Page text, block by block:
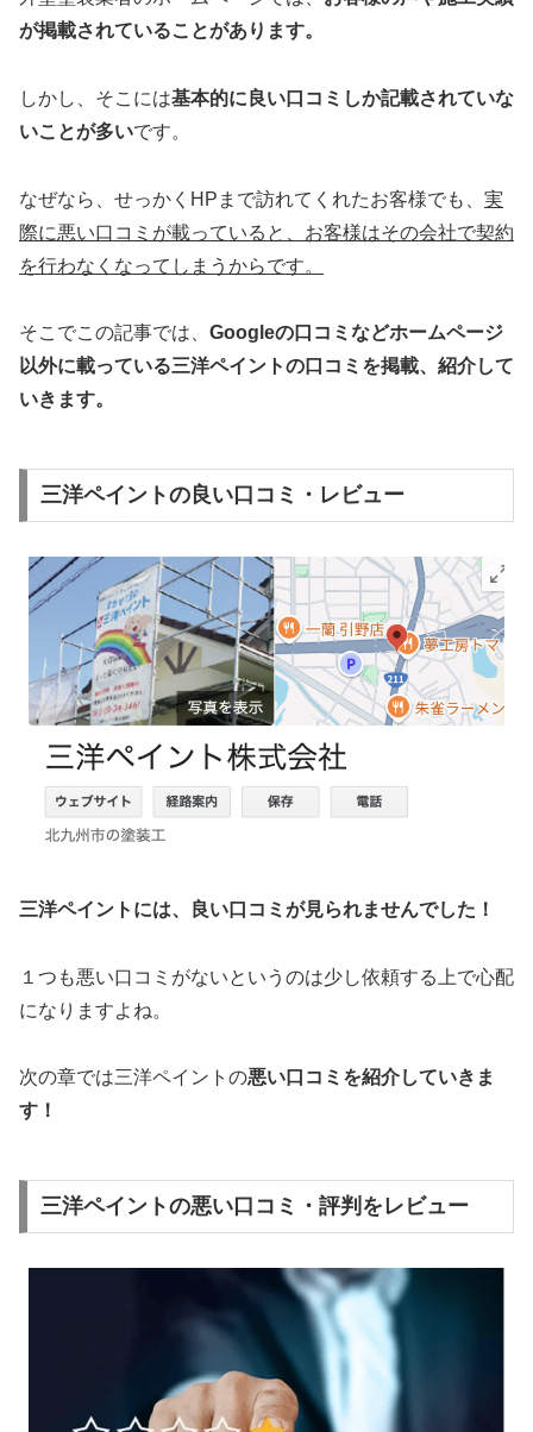
が掲載されていることがあります。
しかし、そこには基本的に良い口コミしか記載されていな
いことが多いです。
なぜなら、せっかくHPまで訪れてくれたお客様でも、 実
際に悪い口コミが載っていると、お客様はその会社で契約
を行わなくなってしまうからです。
そこでこの記事では、 Googleの口コミなどホームページ
以外に載っている三洋ペイントの口コミを掲載、紹介して
いきます。
三洋ペイントの良い口コミ・レビュー
三洋ペイントには、良い口コミが見られませんでした！
１つも悪い口コミがないというのは少し依頼する上で心配
になりますよね。
次の章では三洋ペイントの悪い口コミを紹介していきま
す！
三洋ペイントの悪い口コミ・評判をレビュー